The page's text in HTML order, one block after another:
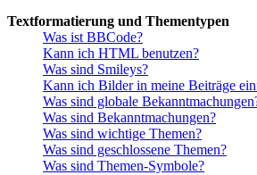
Textformatierung und Thementypen
Was ist BBCode?
Kann ich HTML benutzen?
Was sind Smileys?
Kann ich Bilder in meine Beiträge
Was sind globale
Was sind Bekanntmachungen?
Was sind wichtige Themen?
Was sind geschlossene Themen?
Was sind Themen-Symbole?